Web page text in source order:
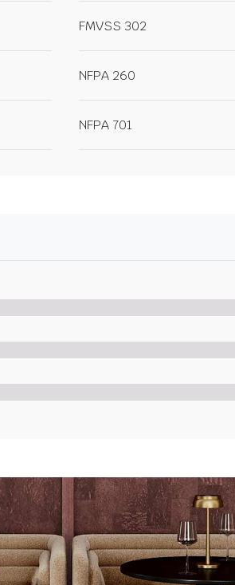
FMVSS 302
NFPA 260
NFPA 701